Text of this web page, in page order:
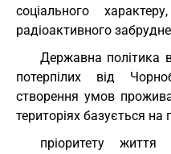
соціального
радіоактивного
Державна політика
потерпілих від
створення умов
територіях базується на
пріоритету